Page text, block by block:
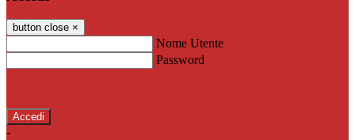
button close ×
Nome Utente
Password
-